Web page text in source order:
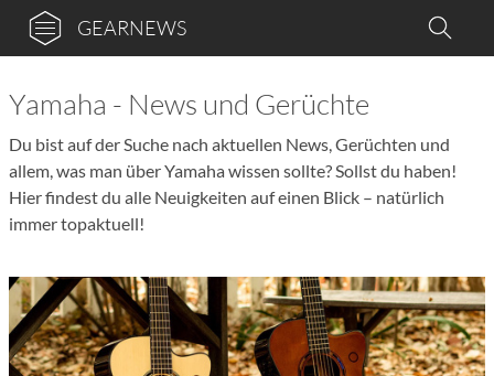
GEARNEWS
Yamaha - News und Gerüchte
Du bist auf der Suche nach aktuellen News, Gerüchten und
allem, was man über Yamaha wissen sollte? Sollst du haben!
Hier findest du alle Neuigkeiten auf einen Blick – natürlich
immer topaktuell!